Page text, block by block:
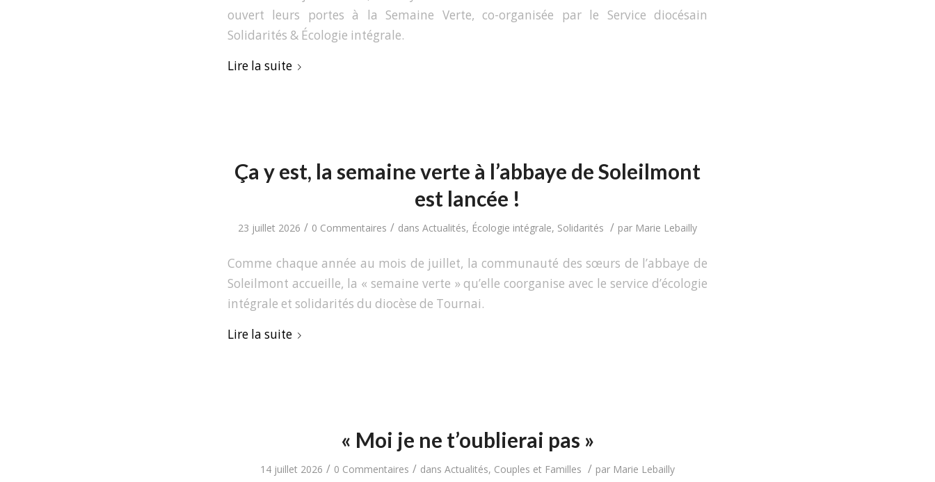
ouvert leurs portes à la Semaine Verte, co-organisée par le Service diocésain
Solidarités & Écologie intégrale.
Lire la suite
Ça y est, la semaine verte à l’abbaye de Soleilmont
est lancée !
23 juillet 2026 / 0 Commentaires / dans Actualités, Écologie intégrale, Solidarités / par Marie Lebailly
Comme chaque année au mois de juillet, la communauté des sœurs de l’abbaye de
Soleilmont accueille, la « semaine verte » qu’elle coorganise avec le service d’écologie
intégrale et solidarités du diocèse de Tournai.
Lire la suite
« Moi je ne t’oublierai pas »
14 juillet 2026 / 0 Commentaires / dans Actualités, Couples et Familles / par Marie Lebailly